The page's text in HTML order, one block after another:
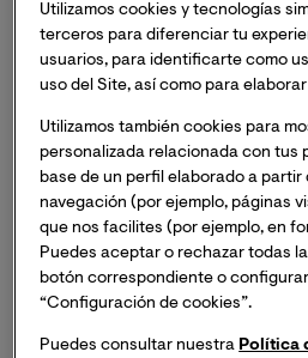
Causa
Eduardo Mendoza
la Exposición de Valencia.
Durante la entrevista la rectora
que ha supuesto para la
Valencia investir comoHonoris
escritores más destacados de
querido reconocer a Eduardo
extraordinaria de las letras
que concede una universidad.
través de la escritura y con
Utilizamos cookies y tecnologías
terceros para diferenciar tu
usuarios, para identificarte como
uso del Site, así como para
Utilizamos también cookies para
personalizada relacionada con tus
base de un perfil elaborado a partir
navegación (por ejemplo, páginas
que nos facilites (por ejemplo, en
Puedes aceptar o rechazar todas
botón correspondiente o
“Configuración de cookies”.
Puedes consultar nuestra Política